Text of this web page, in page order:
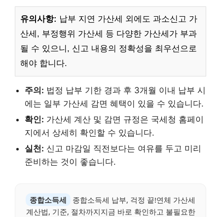
유의사항: 납부 지연 가산세 외에도 과소신고 가
산세, 부정행위 가산세 등 다양한 가산세가 부과
될 수 있으니, 신고 내용의 정확성을 최우선으로
해야 합니다.
주의: 법정 납부 기한 경과 후 3개월 이내 납부 시
에는 일부 가산세 감면 혜택이 있을 수 있습니다.
확인: 가산세 계산 및 감면 규정은 국세청 홈페이
지에서 상세히 확인할 수 있습니다.
실천: 신고 마감일 직전보다는 여유를 두고 미리
준비하는 것이 좋습니다.
종합소득세
종합소득세 납부, 걱정 끝!연체 가산세
계산법, 기준, 절차까지지금 바로 확인하고 불필요한